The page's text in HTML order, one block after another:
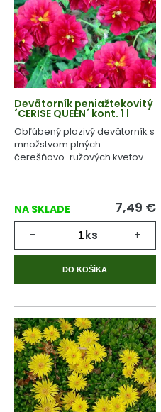
Devätorník peniažtekovitý
´CERISE QUEEN´ kont. 1 l
Obľúbený plazivý devätorník s
množstvom plných
čerešňovo-ružových kvetov.
NA SKLADE 7,49 €
- ks +
DO KOŠÍKA